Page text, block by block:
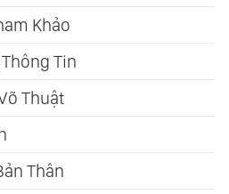
Khảo
Tin
Thuật
Thân